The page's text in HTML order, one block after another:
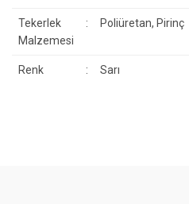
Tekerlek
Malzemesi
: Poliüretan, Pirinç
Renk : Sarı